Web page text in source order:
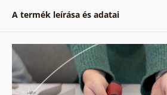
A termék leírása és adatai